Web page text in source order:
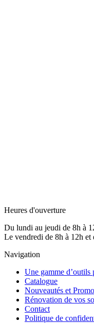
Heures d'ouverture
Du lundi au jeudi de 8h à
Le vendredi de 8h à 12h et
Navigation
Une gamme
Catalogue
Nouveautés et
Rénovation de vos
Contact
Politique de